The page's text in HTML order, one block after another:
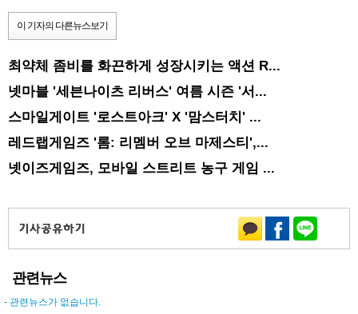
이 기자의 다른뉴스보기
최약체 좀비를 화끈하게 성장시키는 액션 R...
넷마블 '세븐나이츠 리버스' 여름 시즌 '서...
스마일게이트 '로스트아크' X '맘스터치' ...
레드랩게임즈 '롬: 리멤버 오브 마제스티',...
넷이즈게임즈, 모바일 스트리트 농구 게임 ...
관련뉴스
- 관련뉴스가 없습니다.